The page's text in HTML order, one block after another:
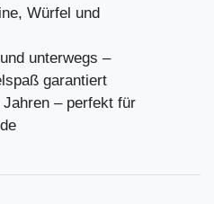
Würfel und
unterwegs –
garantiert
– perfekt für